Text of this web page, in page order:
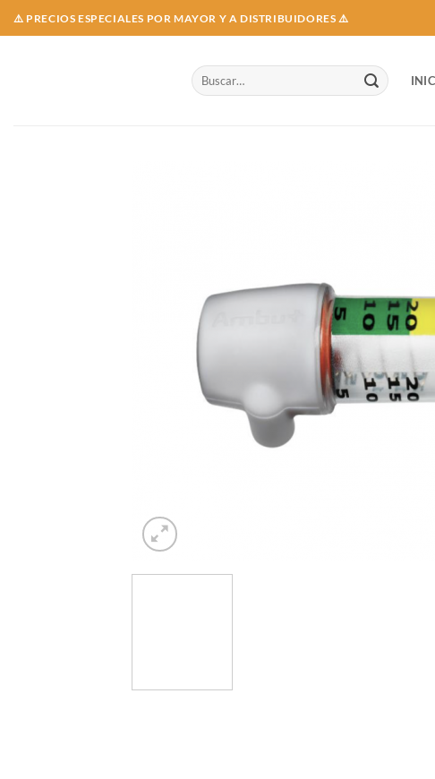
Skip
to
⚠️ PRECIOS ESPECIALES POR MAYOR Y A DISTRIBUIDORES ⚠️
Buscar
por: